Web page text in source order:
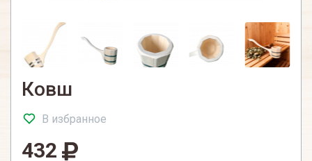
Ковш
В избранное
432